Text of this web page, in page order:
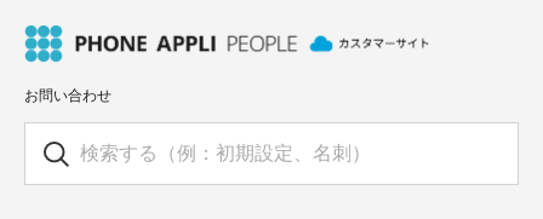
お問い合わせ